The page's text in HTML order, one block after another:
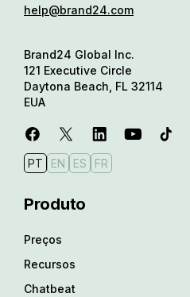
help@brand24.com
Brand24 Global Inc.
121 Executive Circle
Daytona Beach, FL 32114
EUA
PT EN ES FR
Produto
Preços
Recursos
Chatbeat